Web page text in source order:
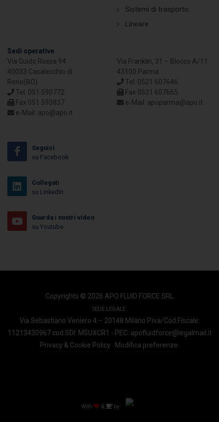
Sistemi di trasporto
Lineare
Sedi operative
Via Guido Rossa 94
40033 Casalecchio di
Reno(BO)
Tel. 051 590772
Fax 051 593837
e-Mail: apo@apo.it
Via Franklin, 31 – Blocco A/11
43100 Parma
Tel. 0521 607646
Fax 0521 607665
e-Mail: apoparma@apo.it
Seguici
su Facebook
Collegati
su Linkedin
Guarda i nostri video
su Youtube
Copyrights © 2026 APO FLUID FORCE SRL
SEDE LEGALE:
Via Sebastiano Veniero 4 – 20148 Milano P.iva/Cod.Fiscale:
11213430967 cod.SDI: M5UXCR1 - PEC: apofluidforce@legalmail.it
Privacy & Cookie Policy
Modifica preferenze
With & by